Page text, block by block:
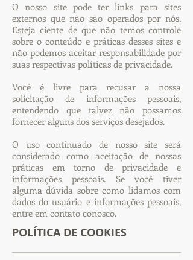
O nosso site pode ter links para sites
externos que não são operados por nós.
Esteja ciente de que não temos controle
sobre o conteúdo e práticas desses sites e
não podemos aceitar responsabilidade por
suas respectivas políticas de privacidade.
Você é livre para recusar a nossa
solicitação de informações pessoais,
entendendo que talvez não possamos
fornecer alguns dos serviços desejados.
O uso continuado de nosso site será
considerado como aceitação de nossas
práticas em torno de privacidade e
informações pessoais. Se você tiver
alguma dúvida sobre como lidamos com
dados do usuário e informações pessoais,
entre em contato conosco.
POLÍTICA DE COOKIES